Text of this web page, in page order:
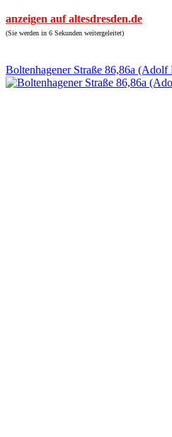
anzeigen auf altesdresden.de
(Sie werden in 6 Sekunden weitergeleitet)
Boltenhagener Straße 86,86a